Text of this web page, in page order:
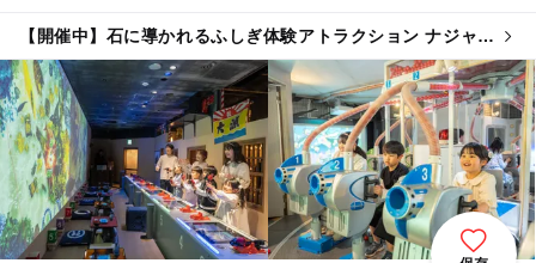
【開催中】石に導かれるふしぎ体験アトラクション ナジャヴ